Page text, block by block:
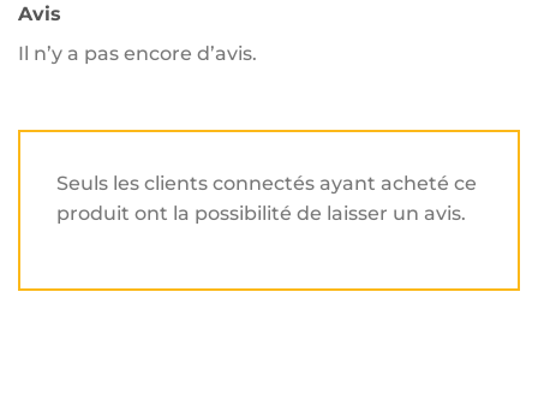
Avis
Il n’y a pas encore d’avis.
Seuls les clients connectés ayant acheté ce
produit ont la possibilité de laisser un avis.